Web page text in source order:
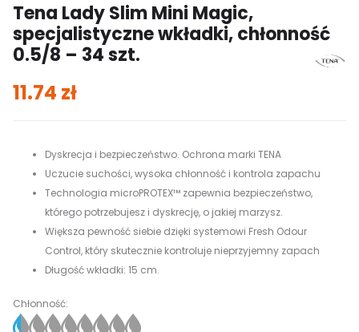
Tena Lady Slim Mini Magic,
specjalistyczne wkładki, chłonność
0.5/8 – 34 szt.
11.74 zł
Dyskrecja i bezpieczeństwo. Ochrona marki TENA
Uczucie suchości, wysoka chłonność i kontrola zapachu
Technologia microPROTEX™ zapewnia bezpieczeństwo,
którego potrzebujesz i dyskrecję, o jakiej marzysz.
Większa pewność siebie dzięki systemowi Fresh Odour
Control, który skutecznie kontroluje nieprzyjemny zapach
Długość wkładki: 15 cm.
Chłonność: